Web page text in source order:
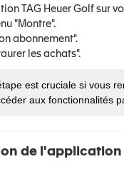
TAG Heuer Golf sur
"Montre".
abonnement".
les achats".
est cruciale si vous
aux fonctionnalités
de l'application